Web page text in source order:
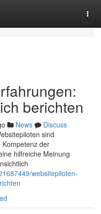
berichten
News
Discuss
sind
Kompetenz der
hilfreiche Meinung
websitepiloten-